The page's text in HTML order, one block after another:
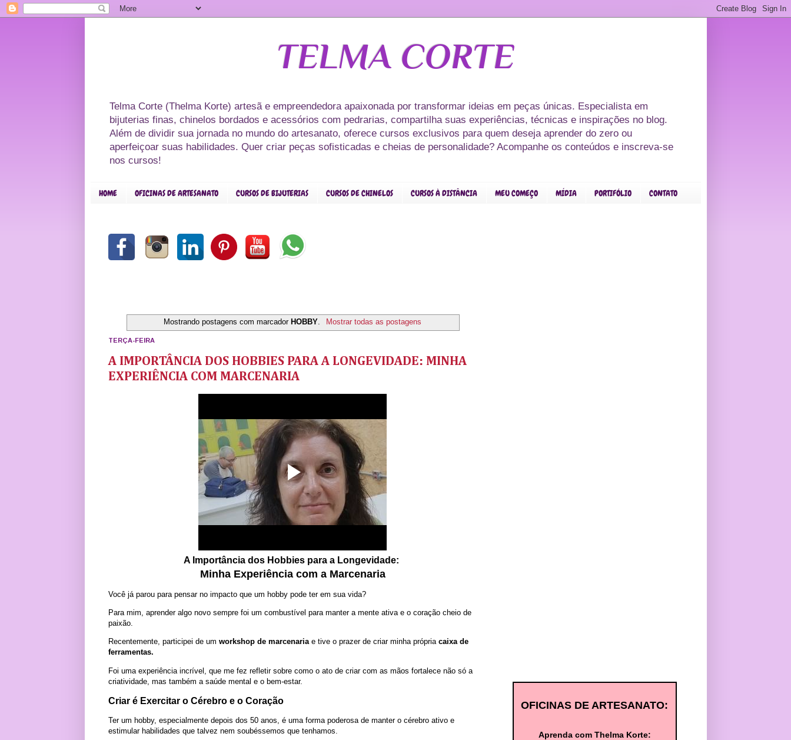
TELMA CORTE
Telma Corte (Thelma Korte) artesã e empreendedora apaixonada por transformar ideias em peças únicas. Especialista em
bijuterias finas, chinelos bordados e acessórios com pedrarias, compartilha suas experiências, técnicas e inspirações no blog.
Além de dividir sua jornada no mundo do artesanato, oferece cursos exclusivos para quem deseja aprender do zero ou
aperfeiçoar suas habilidades. Quer criar peças sofisticadas e cheias de personalidade? Acompanhe os conteúdos e inscreva-se
nos cursos!
HOME OFICINAS DE ARTESANATO CURSOS DE BIJUTERIAS CURSOS DE CHINELOS CURSOS À DISTÂNCIA MEU COMEÇO MÍDIA PORTIFÓLIO CONTATO
Mostrando postagens com marcador HOBBY. Mostrar todas as postagens
TERÇA-FEIRA
A IMPORTÂNCIA DOS HOBBIES PARA A LONGEVIDADE: MINHA
EXPERIÊNCIA COM MARCENARIA
A Importância dos Hobbies para a Longevidade:
Minha Experiência com a Marcenaria
Você já parou para pensar no impacto que um hobby pode ter em sua vida?
Para mim, aprender algo novo sempre foi um combustível para manter a mente ativa e o coração cheio de
paixão.
Recentemente, participei de um workshop de marcenariae tive o prazer de criar minha própria caixa de
ferramentas.
Foi uma experiência incrível, que me fez refletir sobre como o ato de criar com as mãos fortalece não só a
criatividade, mas também a saúde mental e o bem-estar.
Criar é Exercitar o Cérebro e o Coração
Ter um hobby, especialmente depois dos 50 anos, é uma forma poderosa de manter o cérebro ativo e
estimular habilidades que talvez nem soubéssemos que tenhamos.
OFICINAS DE ARTESANATO:
Aprenda com Thelma Korte: